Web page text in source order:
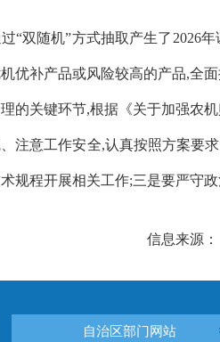
双随机”方式抽取产生了2026
优补产品或风险较高的产品,全
的关键环节,根据《关于加强农
、 注意工作安全,认真按照方案要
规程开展相关工作;三是要严守
信息来源
自治区部门网站